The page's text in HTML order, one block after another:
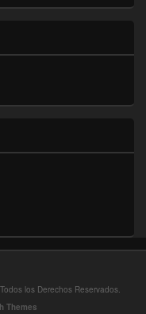
los Derechos Reservados.
Themes